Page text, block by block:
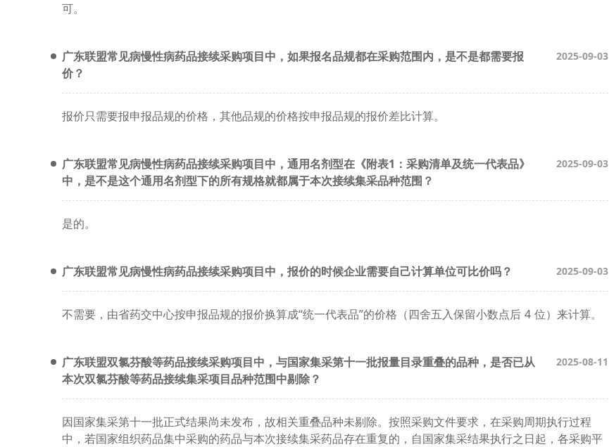
可。
广东联盟常见病慢性病药品接续采购项目中，如果报名品规都在采购范围内，是不是都需要报
价？
2025-09-03
报价只需要报申报品规的价格，其他品规的价格按申报品规的报价差比计算。
广东联盟常见病慢性病药品接续采购项目中，通用名剂型在《附表1：采购清单及统一代表品》
中，是不是这个通用名剂型下的所有规格就都属于本次接续集采品种范围？
2025-09-03
是的。
广东联盟常见病慢性病药品接续采购项目中，报价的时候企业需要自己计算单位可比价吗？ 2025-09-03
不需要，由省药交中心按申报品规的报价换算成“统一代表品”的价格（四舍五入保留小数点后 4 位）来计算。
广东联盟双氯芬酸等药品接续采购项目中，与国家集采第十一批报量目录重叠的品种，是否已从
本次双氯芬酸等药品接续集采项目品种范围中剔除？
2025-08-11
因国家集采第十一批正式结果尚未发布，故相关重叠品种未剔除。按照采购文件要求，在采购周期执行过程
中，若国家组织药品集中采购的药品与本次接续集采药品存在重复的，自国家集采结果执行之日起，各采购平